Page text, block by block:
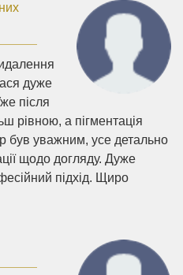
дуже
після
рівною, а пігментація
був уважним, усе детально
щодо догляду. Дуже
підхід. Щиро